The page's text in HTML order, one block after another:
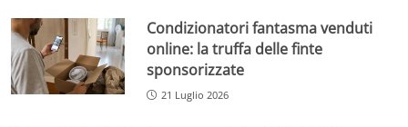
Condizionatori fantasma venduti
online: la truffa delle finte
sponsorizzate
21 Luglio 2026